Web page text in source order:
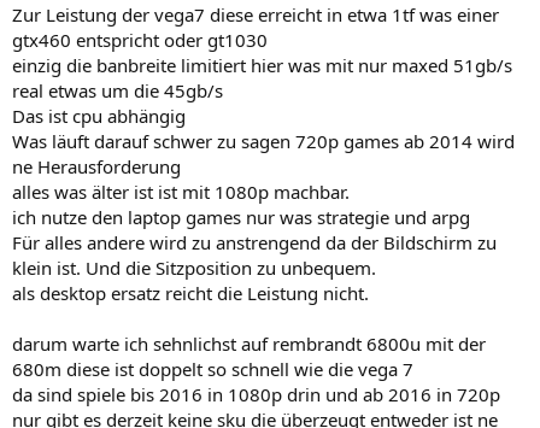
Zur Leistung der vega7 diese erreicht in etwa 1tf was einer
gtx460 entspricht oder gt1030
einzig die banbreite limitiert hier was mit nur maxed 51gb/s
real etwas um die 45gb/s
Das ist cpu abhängig
Was läuft darauf schwer zu sagen 720p games ab 2014 wird
ne Herausforderung
alles was älter ist ist mit 1080p machbar.
ich nutze den laptop games nur was strategie und arpg
Für alles andere wird zu anstrengend da der Bildschirm zu
klein ist. Und die Sitzposition zu unbequem.
als desktop ersatz reicht die Leistung nicht.
darum warte ich sehnlichst auf rembrandt 6800u mit der
680m diese ist doppelt so schnell wie die vega 7
da sind spiele bis 2016 in 1080p drin und ab 2016 in 720p
nur gibt es derzeit keine sku die überzeugt entweder ist ne